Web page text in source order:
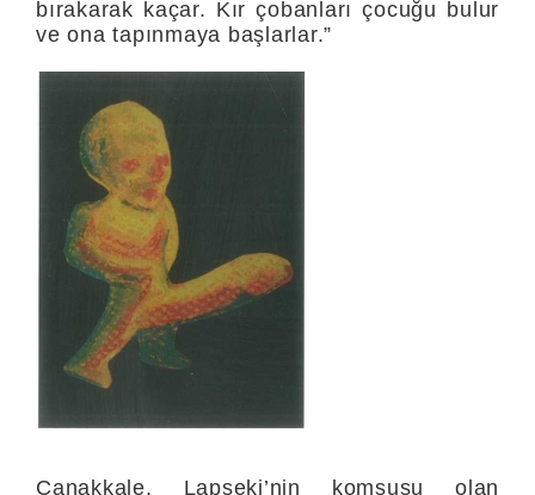
bırakarak kaçar. Kır çobanları çocuğu bulur
ve ona tapınma­ya başlarlar.”
Çanakkale, Lapseki’nin komşusu olan